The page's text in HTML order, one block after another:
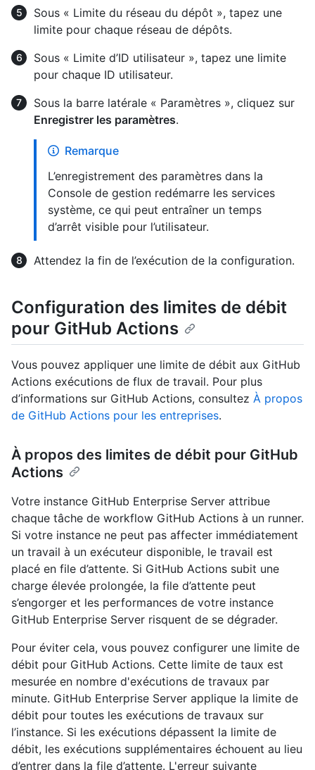
Sous « Limite du réseau du dépôt », tapez une
limite pour chaque réseau de dépôts.
Sous « Limite d’ID utilisateur », tapez une limite
pour chaque ID utilisateur.
Sous la barre latérale « Paramètres », cliquez sur
Enregistrer les paramètres.
Remarque
L’enregistrement des paramètres dans la
Console de gestion redémarre les services
système, ce qui peut entraîner un temps
d’arrêt visible pour l’utilisateur.
Attendez la fin de l’exécution de la configuration.
Configuration des limites de débit
pour GitHub Actions
Vous pouvez appliquer une limite de débit aux GitHub
Actions exécutions de flux de travail. Pour plus
d’informations sur GitHub Actions, consultez À propos
de GitHub Actions pour les entreprises.
À propos des limites de débit pour GitHub
Actions
Votre instance GitHub Enterprise Server attribue
chaque tâche de workflow GitHub Actions à un runner.
Si votre instance ne peut pas affecter immédiatement
un travail à un exécuteur disponible, le travail est
placé en file d’attente. Si GitHub Actions subit une
charge élevée prolongée, la file d’attente peut
s’engorger et les performances de votre instance
GitHub Enterprise Server risquent de se dégrader.
Pour éviter cela, vous pouvez configurer une limite de
débit pour GitHub Actions. Cette limite de taux est
mesurée en nombre d'exécutions de travaux par
minute. GitHub Enterprise Server applique la limite de
débit pour toutes les exécutions de travaux sur
l’instance. Si les exécutions dépassent la limite de
débit, les exécutions supplémentaires échouent au lieu
d’entrer dans la file d’attente. L'erreur suivante